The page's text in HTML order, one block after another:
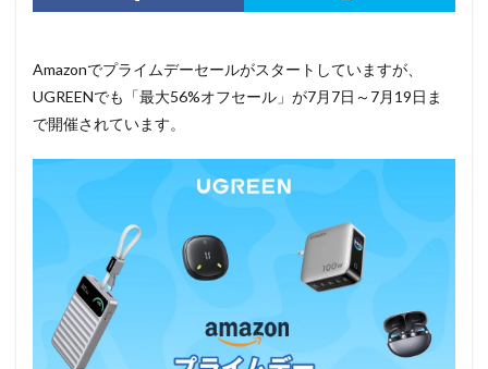
Amazonでプライムデーセールがスタートしていますが、
UGREENでも「最大56%オフセール」が7月7日～7月19日ま
で開催されています。